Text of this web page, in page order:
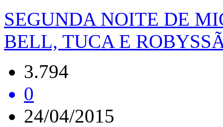
SEGUNDA NOITE DE
BELL, TUCA E
3.794
0
24/04/2015